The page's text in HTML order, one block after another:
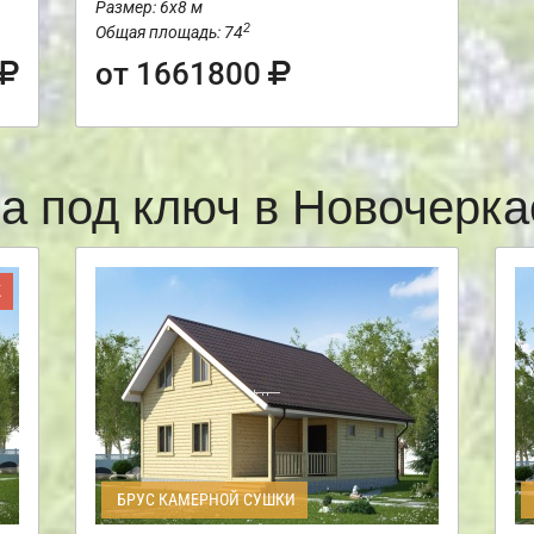
Размер: 6х8 м
Общая площадь: 742
от 1661800
под ключ в
БРУС КАМЕРНОЙ СУШКИ